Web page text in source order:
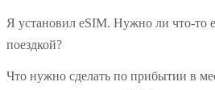
Я установил eSIM. Нужно ли что-то
поездкой?
Что нужно сделать по прибытии в